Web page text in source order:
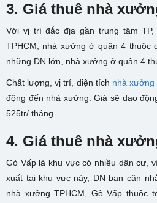
3. Giá thuê nhà
Với vị trí đắc địa gần trung tâm
TPHCM, nhà xưởng ở quận 4 thuộc
những DN lớn, nhà xưởng ở quận 4
Chất lượng, vị trí, diện tích nhà xưởng
động đến nhà xưởng. Giá sẽ dao
525tr/ tháng
4. Giá thuê nhà
Gò Vấp là khu vực có nhiều dân cư,
xuất tại khu vực này, DN bạn cân
nhà xưởng TPHCM, Gò Vấp thuộc